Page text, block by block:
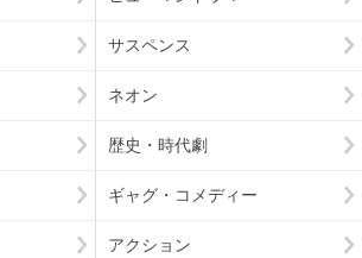
サスペンス
ネオン
歴史・時代劇
ギャグ・コメディー
アクション